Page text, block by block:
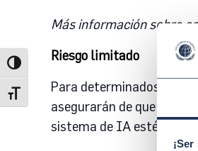
Alternar alto contraste
Alternar tamaño de letra
Más información sobre
Riesgo limitado
Para determinados
asegurarán de que las
sistema de IA esté